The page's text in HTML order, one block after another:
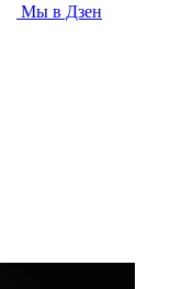
Мы в Дзен